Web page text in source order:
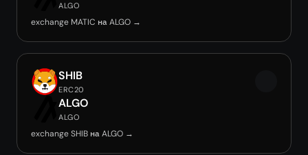
ALGO
exchange MATIC на ALGO →
SHIB
ERC20
ALGO
ALGO
exchange SHIB на ALGO →